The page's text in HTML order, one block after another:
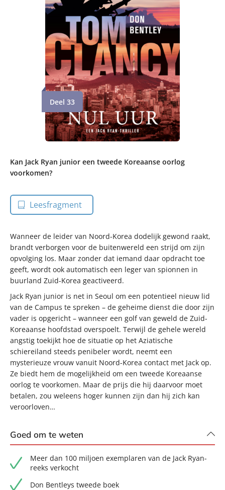
Deel 33
Kan Jack Ryan junior een tweede Koreaanse oorlog
voorkomen?
Leesfragment
Wanneer de leider van Noord-Korea dodelijk gewond raakt,
brandt verborgen voor de buitenwereld een strijd om zijn
opvolging los. Maar zonder dat iemand daar opdracht toe
geeft, wordt ook automatisch een leger van spionnen in
buurland Zuid-Korea geactiveerd.
Jack Ryan junior is net in Seoul om een potentieel nieuw lid
van de Campus te spreken – de geheime dienst die door zijn
vader is opgericht – wanneer een golf van geweld de Zuid-
Koreaanse hoofdstad overspoelt. Terwijl de gehele wereld
angstig toekijkt hoe de situatie op het Aziatische
schiereiland steeds penibeler wordt, neemt een
mysterieuze vrouw vanuit Noord-Korea contact met Jack op.
Ze biedt hem de mogelijkheid om een tweede Koreaanse
oorlog te voorkomen. Maar de prijs die hij daarvoor moet
betalen, zou weleens hoger kunnen zijn dan hij zich kan
veroorloven…
Goed om te weten
Meer dan 100 miljoen exemplaren van de Jack Ryan-
reeks verkocht
Don Bentleys tweede boek